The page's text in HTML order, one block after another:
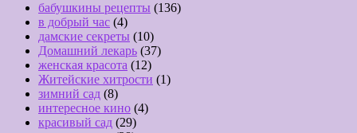
бабушкины рецепты (136)
в добрый час (4)
дамские секреты (10)
Домашний лекарь (37)
женская красота (12)
Житейские хитрости (1)
зимний сад (8)
интересное кино (4)
красивый сад (29)